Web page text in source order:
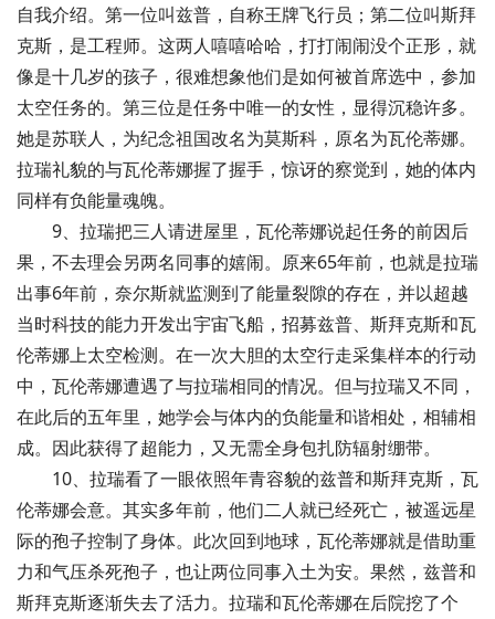
自我介绍。第一位叫兹普，自称王牌飞行员；第二位叫斯拜
克斯，是工程师。这两人嘻嘻哈哈，打打闹闹没个正形，就
像是十几岁的孩子，很难想象他们是如何被首席选中，参加
太空任务的。第三位是任务中唯一的女性，显得沉稳许多。
她是苏联人，为纪念祖国改名为莫斯科，原名为瓦伦蒂娜。
拉瑞礼貌的与瓦伦蒂娜握了握手，惊讶的察觉到，她的体内
同样有负能量魂魄。
9、拉瑞把三人请进屋里，瓦伦蒂娜说起任务的前因后
果，不去理会另两名同事的嬉闹。原来65年前，也就是拉瑞
出事6年前，奈尔斯就监测到了能量裂隙的存在，并以超越
当时科技的能力开发出宇宙飞船，招募兹普、斯拜克斯和瓦
伦蒂娜上太空检测。在一次大胆的太空行走采集样本的行动
中，瓦伦蒂娜遭遇了与拉瑞相同的情况。但与拉瑞又不同，
在此后的五年里，她学会与体内的负能量和谐相处，相辅相
成。因此获得了超能力，又无需全身包扎防辐射绷带。
10、拉瑞看了一眼依照年青容貌的兹普和斯拜克斯，瓦
伦蒂娜会意。其实多年前，他们二人就已经死亡，被遥远星
际的孢子控制了身体。此次回到地球，瓦伦蒂娜就是借助重
力和气压杀死孢子，也让两位同事入土为安。果然，兹普和
斯拜克斯逐渐失去了活力。拉瑞和瓦伦蒂娜在后院挖了个